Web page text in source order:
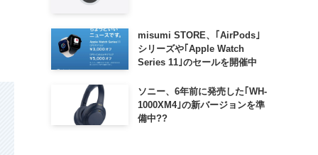
misumi STORE、｢AirPods｣
シリーズや｢Apple Watch
Series 11｣のセールを開催中
ソニー、6年前に発売した｢WH-
1000XM4｣の新バージョンを準
備中??